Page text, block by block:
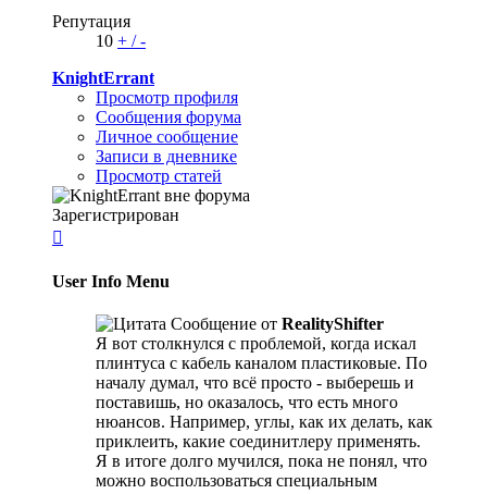
Репутация
10 + /-
KnightErrant
Просмотр профиля
Сообщения форума
Личное сообщение
Записи в дневнике
Просмотр статей
Зарегистрирован

User Info Menu
Сообщение от RealityShifter
Я вот столкнулся с проблемой, когда искал
плинтуса с кабель каналом пластиковые. По
началу думал, что всё просто - выберешь и
поставишь, но оказалось, что есть много
нюансов. Например, углы, как их делать, как
приклеить, какие соединитлеру применять.
Я в итоге долго мучился, пока не понял, что
можно воспользоваться специальным